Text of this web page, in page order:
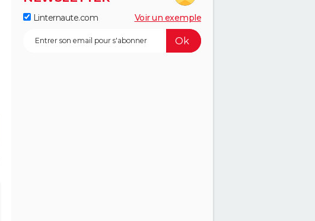
Linternaute.com Voir un exemple